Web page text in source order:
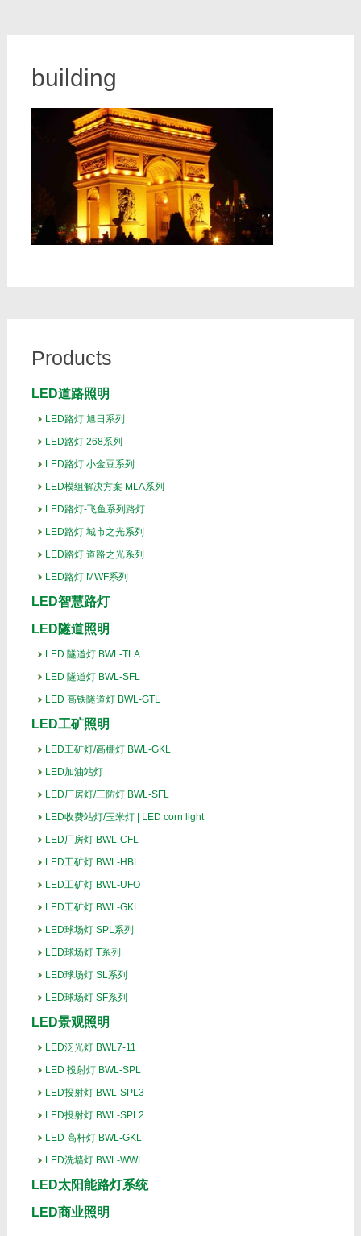
building
Products
LED道路照明
LED路灯 旭日系列
LED路灯 268系列
LED路灯 小金豆系列
LED模组解决方案 MLA系列
LED路灯-飞鱼系列路灯
LED路灯 城市之光系列
LED路灯 道路之光系列
LED路灯 MWF系列
LED智慧路灯
LED隧道照明
LED 隧道灯 BWL-TLA
LED 隧道灯 BWL-SFL
LED 高铁隧道灯 BWL-GTL
LED工矿照明
LED工矿灯/高棚灯 BWL-GKL
LED加油站灯
LED厂房灯/三防灯 BWL-SFL
LED收费站灯/玉米灯 | LED corn light
LED厂房灯 BWL-CFL
LED工矿灯 BWL-HBL
LED工矿灯 BWL-UFO
LED工矿灯 BWL-GKL
LED球场灯 SPL系列
LED球场灯 T系列
LED球场灯 SL系列
LED球场灯 SF系列
LED景观照明
LED泛光灯 BWL7-11
LED 投射灯 BWL-SPL
LED投射灯 BWL-SPL3
LED投射灯 BWL-SPL2
LED 高杆灯 BWL-GKL
LED洗墙灯 BWL-WWL
LED太阳能路灯系统
LED商业照明